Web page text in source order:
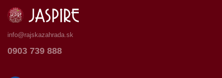
info@rajskazahrada.sk
0903 739 888